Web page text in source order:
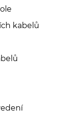
kabelů